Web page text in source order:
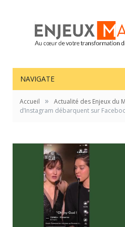
NAVIGATE
Accueil » Actualité des Enjeux du
d’Instagram débarquent sur